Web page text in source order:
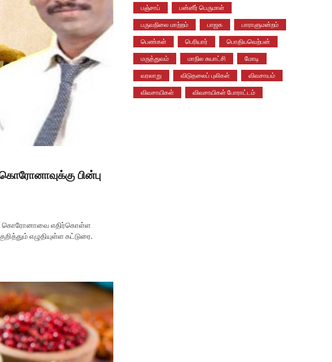
பின்பு
கொரோனாவை எதிர்கொள்ள
எழுதியுள்ள கட்டுரை.
பஞ்சாப் பன்னீர் பெருமாள்
பருவநிலை மாற்றம் பாஜக பாராளுமன்றம்
பெண்கள் பெரியார் பொதியவெற்பன்
மருத்துவம் மாநில சுயாட்சி மோடி
வரலாறு விடுதலைப் புலிகள் விவசாயம்
விவசாயிகள் விவசாயிகள் போராட்டம்